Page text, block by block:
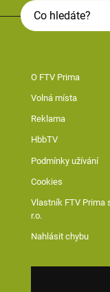
O FTV Prima
Volná místa
Reklama
HbbTV
Podmínky užívání
Cookies
Vlastník FTV Prima
r.o.
Nahlásit chybu